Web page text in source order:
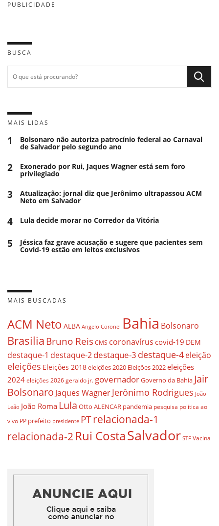
PUBLICIDADE
BUSCA
MAIS LIDAS
1 Bolsonaro não autoriza patrocínio federal ao Carnaval
de Salvador pelo segundo ano
2 Exonerado por Rui, Jaques Wagner está sem foro
privilegiado
3 Atualização: jornal diz que Jerônimo ultrapassou ACM
Neto em Salvador
4 Lula decide morar no Corredor da Vitória
5 Jéssica faz grave acusação e sugere que pacientes sem
Covid-19 estão em leitos exclusivos
MAIS BUSCADAS
ACM Neto ALBA Angelo Coronel Bahia Bolsonaro
BrasiliaBruno ReisCMS coronavírus covid-19 DEM
destaque-1 destaque-2destaque-3 destaque-4eleição
eleições Eleições 2018eleições 2020 Eleições 2022eleições
2024 eleições 2026 geraldo jr. governadorGoverno da Bahia Jair
Bolsonaro Jaques WagnerJerônimo Rodrigues João
Leão João Roma Lula Otto ALENCAR pandemia pesquisa política ao
vivo PP prefeito presidente PTrelacionada-1
relacionada-2 Rui CostaSalvador STF Vacina